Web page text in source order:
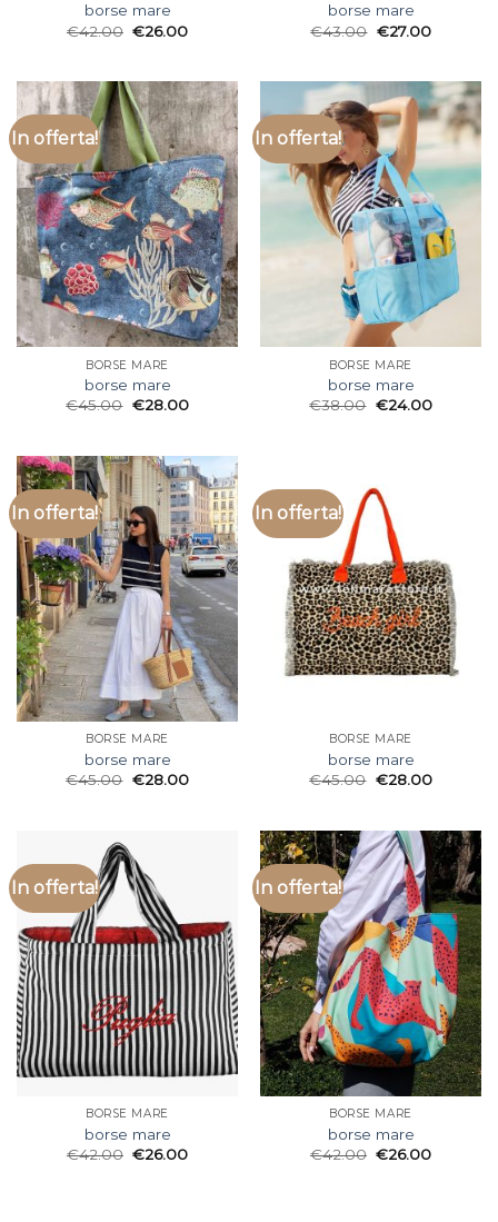
borse mare
€42.00 €26.00
borse mare
€43.00 €27.00
In offerta!
BORSE MARE
borse mare
€45.00 €28.00
In offerta!
BORSE MARE
borse mare
€38.00 €24.00
In offerta!
BORSE MARE
borse mare
€45.00 €28.00
In offerta!
BORSE MARE
borse mare
€45.00 €28.00
In offerta!
BORSE MARE
borse mare
€42.00 €26.00
In offerta!
BORSE MARE
borse mare
€42.00 €26.00